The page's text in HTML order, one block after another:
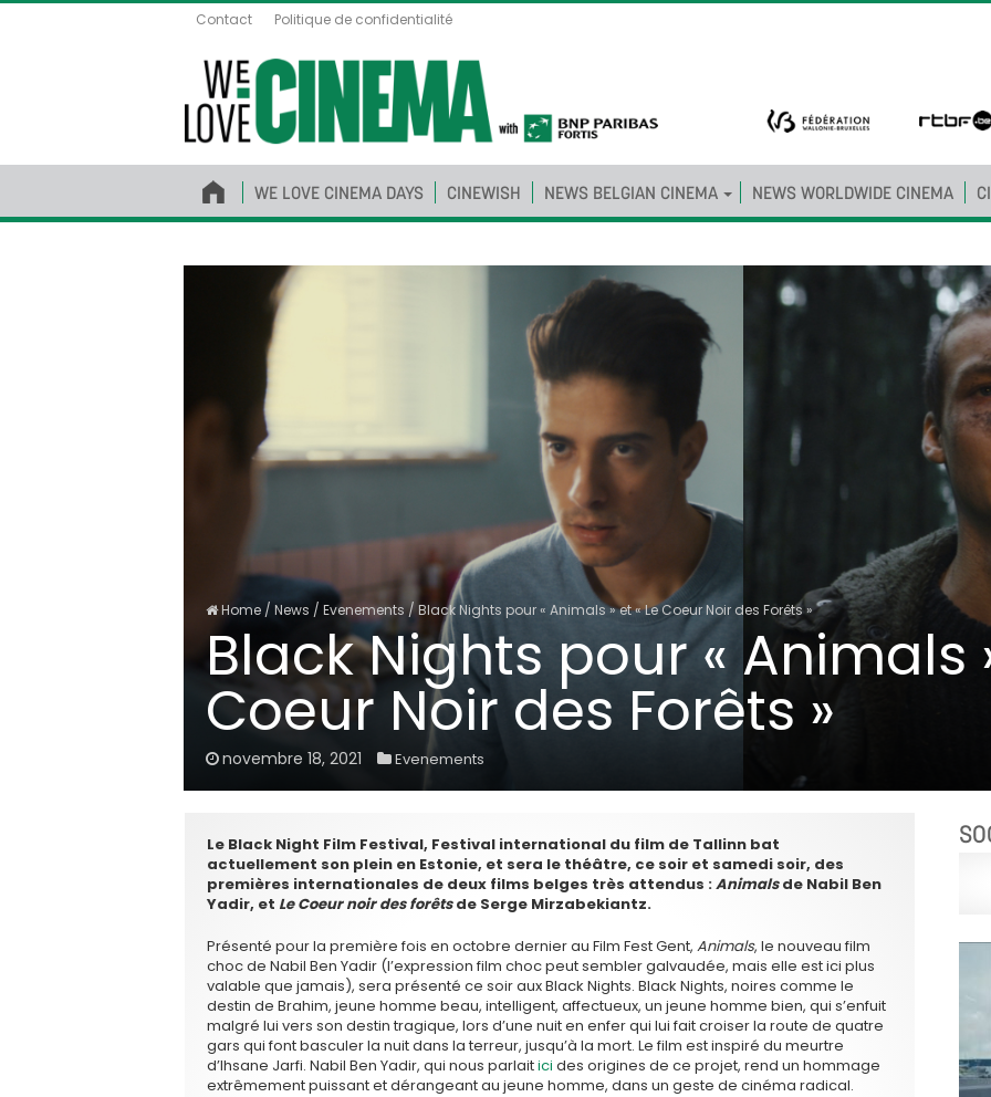
Contact Politique de confidentialité
WE LOVE CINEMA DAYS CINEWISH NEWS BELGIAN CINEMA NEWS WORLDWIDE CINEMA
Home / News / Evenements /Black Nights pour « Animals » et « Le Coeur Noir des Forêts »
Black Nights pour « Animals
Coeur Noir des Forêts »
novembre 18, 2021 Evenements
Le Black Night Film Festival, Festival international du film de Tallinn bat
actuellement son plein en Estonie, et sera le théâtre, ce soir et samedi soir, des
premières internationales de deux films belges très attendus :Animalsde Nabil Ben
Yadir, et Le Coeur noir des forêtsde Serge Mirzabekiantz.
Présenté pour la première fois en octobre dernier au Film Fest Gent, Animals, le nouveau film
choc de Nabil Ben Yadir (l’expression film choc peut sembler galvaudée, mais elle est ici plus
valable que jamais), sera présenté ce soir aux Black Nights. Black Nights, noires comme le
destin de Brahim, jeune homme beau, intelligent, affectueux, un jeune homme bien, qui s’enfuit
malgré lui vers son destin tragique, lors d’une nuit en enfer qui lui fait croiser la route de quatre
gars qui font basculer la nuit dans la terreur, jusqu’à la mort. Le film est inspiré du meurtre
d’Ihsane Jarfi. Nabil Ben Yadir, qui nous parlaitici des origines de ce projet, rend un hommage
extrêmement puissant et dérangeant au jeune homme, dans un geste de cinéma radical.